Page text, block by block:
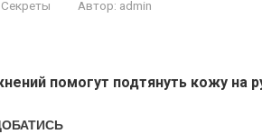
Секреты Автор: admin
помогут подтянуть кожу на